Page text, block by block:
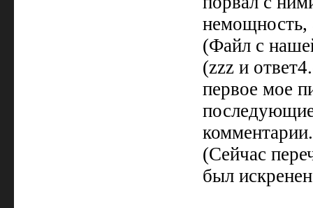
немощность,
(Файл с
(zzz и
первое мое
(Сейчас
был